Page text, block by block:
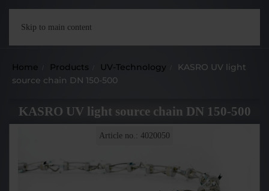
Skip to main content
Home Products UV-Technology
KASRO UV light
source chain DN 150-500
KASRO UV light source chain DN 150-500
Article no.: 4020050